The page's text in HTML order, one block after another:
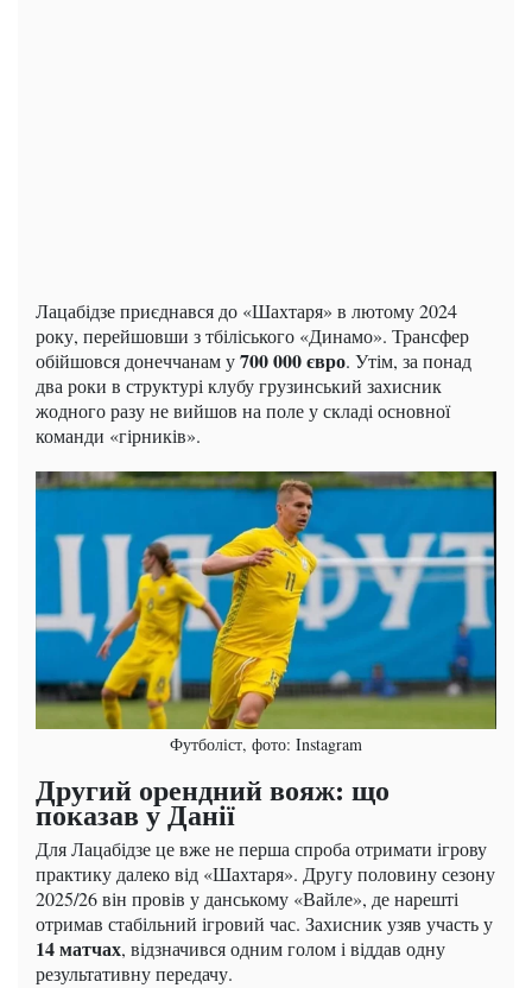
Лацабідзе приєднався до «Шахтаря» в лютому 2024
року, перейшовши з тбіліського «Динамо». Трансфер
обійшовся донеччанам у700 000 євро. Утім, за понад
два роки в структурі клубу грузинський захисник
жодного разу не вийшов на поле у складі основної
команди «гірників».
Футболіст, фото: Instagram
Другий орендний вояж: що
показав у Данії
Для Лацабідзе це вже не перша спроба отримати ігрову
практику далеко від «Шахтаря». Другу половину сезону
2025/26 він провів у данському «Вайле», де нарешті
отримав стабільний ігровий час. Захисник узяв участь у
14 матчах, відзначився одним голом і віддав одну
результативну передачу.